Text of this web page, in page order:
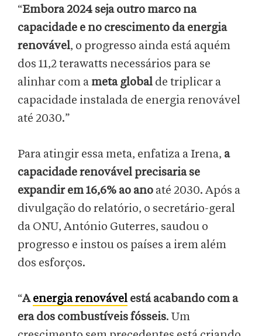
“Embora 2024 seja outro marco na
capacidade e no crescimento da energia
renovável, o progresso ainda está aquém
dos 11,2 terawatts necessários para se
alinhar com a meta global de triplicar a
capacidade instalada de energia renovável
até 2030.”
Para atingir essa meta, enfatiza a Irena, a
capacidade renovável precisaria se
expandir em 16,6% ao ano até 2030. Após a
divulgação do relatório, o secretário-geral
da ONU, António Guterres, saudou o
progresso e instou os países a irem além
dos esforços.
“Aenergia renovável está acabando com a
era dos combustíveis fósseis. Um